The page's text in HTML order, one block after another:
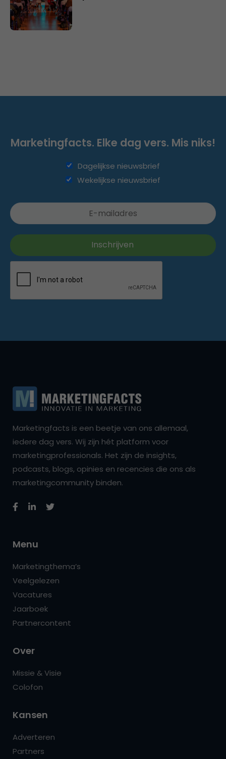
Marketingfacts. Elke dag vers. Mis niks!
Dagelijkse nieuwsbrief
Wekelijkse nieuwsbrief
Marketingfacts is een beetje van ons allemaal,
iedere dag vers. Wij zijn hét platform voor
marketingprofessionals. Het zijn de insights,
podcasts, blogs, opinies en recencies die ons als
marketingcommunity binden.
Menu
Marketingthema’s
Veelgelezen
Vacatures
Jaarboek
Partnercontent
Over
Missie & Visie
Colofon
Kansen
Adverteren
Partners